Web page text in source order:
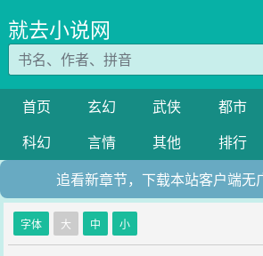
就去小说网
首页 玄幻 武侠 都市
科幻
言情 其他 排行
追看新章节，下载本站客户端无
字体 大 中 小